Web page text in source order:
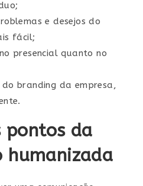
e desejos do
fácil;
presencial quanto no
branding da empresa,
pontos da
humanizada